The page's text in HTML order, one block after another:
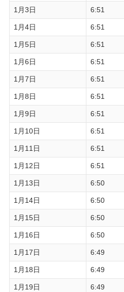
1月3日 6:51
1月4日 6:51
1月5日 6:51
1月6日 6:51
1月7日 6:51
1月8日 6:51
1月9日 6:51
1月10日 6:51
1月11日 6:51
1月12日 6:51
1月13日 6:50
1月14日 6:50
1月15日 6:50
1月16日 6:50
1月17日 6:49
1月18日 6:49
1月19日 6:49